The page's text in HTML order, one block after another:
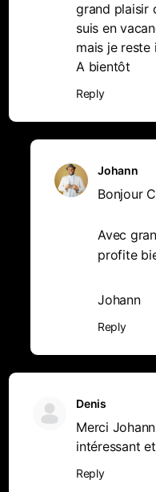
grand plaisir
suis en
mais je reste
A bientôt
Reply
Johann
Bonjour
Avec
profite
Johann
Reply
Denis
Merci
intéressant
Reply